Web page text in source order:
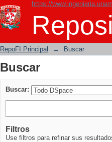
https://
Buscar
RepoFI Principal → Buscar
Buscar
Buscar:
Filtros
Use filtros para refinar sus